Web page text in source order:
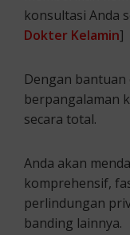
konsultasi Anda
Dokter Kelamin]
Dengan
berpangalaman
secara total.
Anda akan
komprehensif,
perlindungan
banding lainnya.